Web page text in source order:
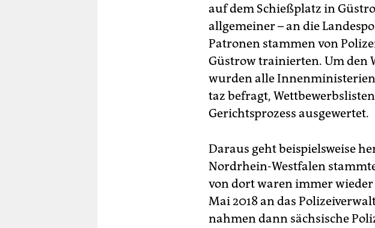
auf dem Schießplatz in
allgemeiner – an die
Patronen stammen von
Güstrow trainierten. Um den
wurden alle
taz befragt,
Gerichtsprozess ausgewertet.
Daraus geht beispielsweise
Nordrhein-Westfalen
von dort waren immer
Mai 2018 an das
nahmen dann sächsische